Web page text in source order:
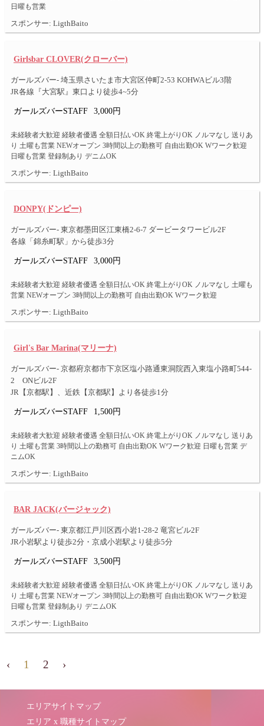
日曜も営業
スポンサー: LigthBaito
Girlsbar CLOVER(クローバー)
ガールズバー- 埼玉県さいたま市大宮区仲町2-53 KOHWAビル3階
JR各線『大宮駅』東口より徒歩4~5分
ガールズバーSTAFF 3,000円
未経験者大歓迎 経験者優遇 全額日払いOK 終電上がりOK ノルマなし 送りあ
り 土曜も営業 NEWオープン 3時間以上の勤務可 自由出勤OK Wワーク歓迎
日曜も営業 登録制あり デニムOK
スポンサー: LigthBaito
DONPY(ドンピー)
ガールズバー- 東京都墨田区江東橋2-6-7 ダービータワービル2F
各線「錦糸町駅」から徒歩3分
ガールズバーSTAFF 3,000円
未経験者大歓迎 経験者優遇 全額日払いOK 終電上がりOK ノルマなし 土曜も
営業 NEWオープン 3時間以上の勤務可 自由出勤OK Wワーク歓迎
スポンサー: LigthBaito
Girl's Bar Marina(マリーナ)
ガールズバー- 京都府京都市下京区塩小路通東洞院西入東塩小路町544-
2 ONビル2F
JR【京都駅】、近鉄【京都駅】より各徒歩1分
ガールズバーSTAFF 1,500円
未経験者大歓迎 経験者優遇 全額日払いOK 終電上がりOK ノルマなし 送りあ
り 土曜も営業 3時間以上の勤務可 自由出勤OK Wワーク歓迎 日曜も営業 デ
ニムOK
スポンサー: LigthBaito
BAR JACK(バージャック)
ガールズバー- 東京都江戸川区西小岩1-28-2 竜宮ビル2F
JR小岩駅より徒歩2分・京成小岩駅より徒歩5分
ガールズバーSTAFF 3,500円
未経験者大歓迎 経験者優遇 全額日払いOK 終電上がりOK ノルマなし 送りあ
り 土曜も営業 NEWオープン 3時間以上の勤務可 自由出勤OK Wワーク歓迎
日曜も営業 登録制あり デニムOK
スポンサー: LigthBaito
‹ 1 2 ›
エリアサイトマップ
エリア x 職種サイトマップ